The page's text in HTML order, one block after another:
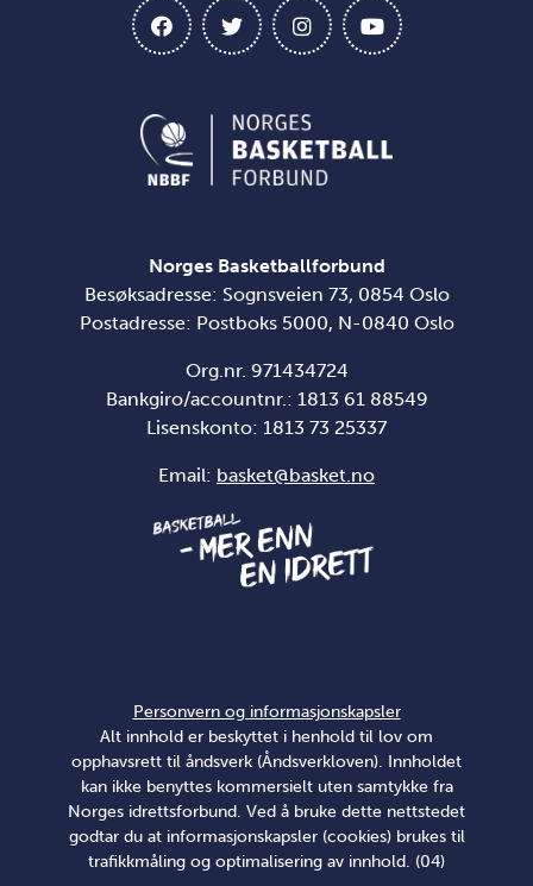
Norges Basketballforbund
Besøksadresse: Sognsveien 73, 0854 Oslo
Postadresse: Postboks 5000, N-0840 Oslo
Org.nr. 971434724
Bankgiro/accountnr.: 1813 61 88549
Lisenskonto: 1813 73 25337
Email: basket@basket.no
Personvern og informasjonskapsler
Alt innhold er beskyttet i henhold til lov om
opphavsrett til åndsverk (Åndsverkloven). Innholdet
kan ikke benyttes kommersielt uten samtykke fra
Norges idrettsforbund. Ved å bruke dette nettstedet
godtar du at informasjonskapsler (cookies) brukes til
trafikkmåling og optimalisering av innhold. (04)